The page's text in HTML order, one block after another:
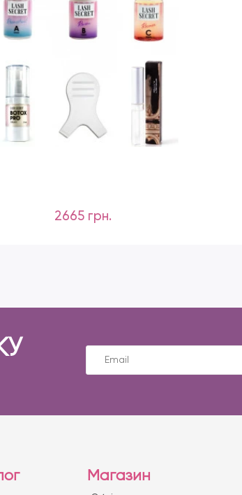
2665 грн.
Магазин